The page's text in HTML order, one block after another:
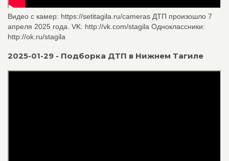
Видео с камер: https://setitagila.ru/cameras ДТП произошло 7
апреля 2025 года. VK: http://vk.com/stagila Одноклассники:
http://ok.ru/stagila
2025-01-29 - Подборка ДТП в Нижнем Тагиле